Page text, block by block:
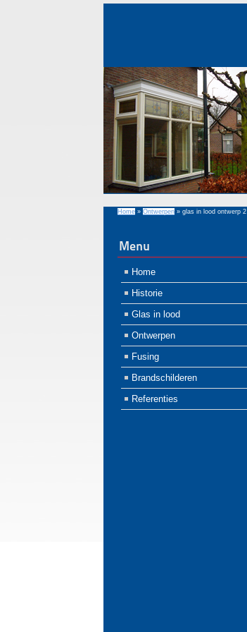
Home » Ontwerpen » glas in lood ontwerp 2
Menu
Home
Historie
Glas in lood
Ontwerpen
Fusing
Brandschilderen
Referenties